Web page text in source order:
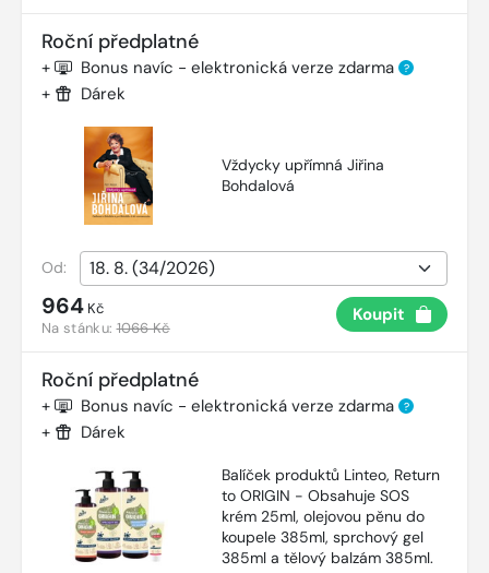
Roční předplatné
+ Bonus navíc - elektronická verze zdarma ?
+ Dárek
Vždycky upřímná Jiřina
Bohdalová
Od:
964 Kč
Na stánku:1066 Kč
Koupit
Roční předplatné
+ Bonus navíc - elektronická verze zdarma ?
+ Dárek
Balíček produktů Linteo, Return
to ORIGIN - Obsahuje SOS
krém 25ml, olejovou pěnu do
koupele 385ml, sprchový gel
385ml a tělový balzám 385ml.